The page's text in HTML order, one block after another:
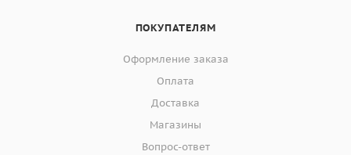
ПОКУПАТЕЛЯМ
Оформление заказа
Оплата
Доставка
Магазины
Вопрос-ответ